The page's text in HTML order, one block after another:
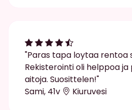
"Paras tapa loytaa rentoa
Rekisterointi oli helppoa
aitoja. Suosittelen!"
Sami, 41v
Kiuruvesi